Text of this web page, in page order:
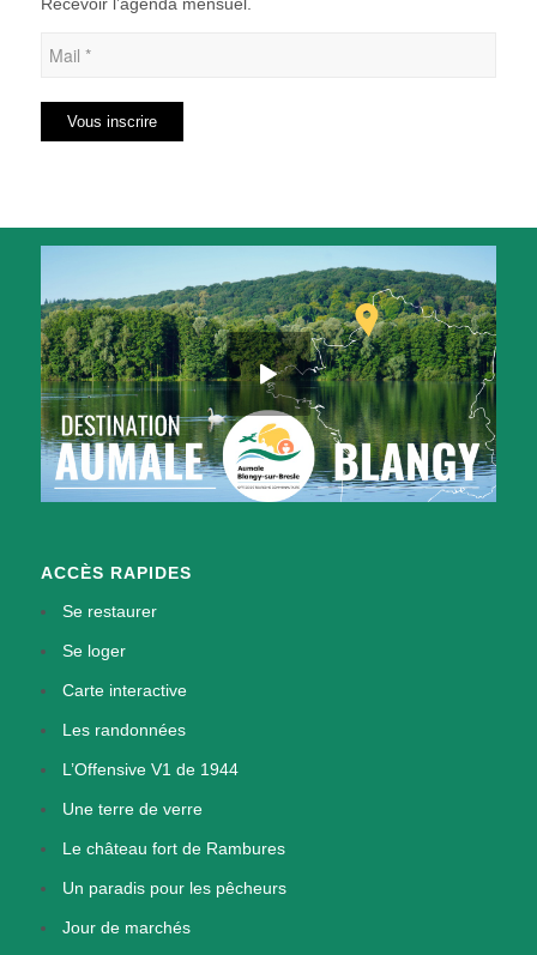
ACCÈS RAPIDES
Se restaurer
Se loger
Carte interactive
Les randonnées
L’Offensive V1 de 1944
Une terre de verre
Le château fort de Rambures
Un paradis pour les pêcheurs
Jour de marchés